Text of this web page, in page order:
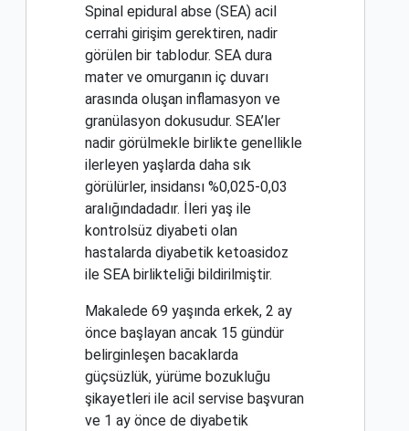
Spinal epidural abse (SEA) acil
cerrahi girişim gerektiren, nadir
görülen bir tablodur. SEA dura
mater ve omurganın iç duvarı
arasında oluşan inflamasyon ve
granülasyon dokusudur. SEA’ler
nadir görülmekle birlikte genellikle
ilerleyen yaşlarda daha sık
görülürler, insidansı %0,025-0,03
aralığındadadır. İleri yaş ile
kontrolsüz diyabeti olan
hastalarda diyabetik ketoasidoz
ile SEA birlikteliği bildirilmiştir.
Makalede 69 yaşında erkek, 2 ay
önce başlayan ancak 15 gündür
belirginleşen bacaklarda
güçsüzlük, yürüme bozukluğu
şikayetleri ile acil servise başvuran
ve 1 ay önce de diyabetik